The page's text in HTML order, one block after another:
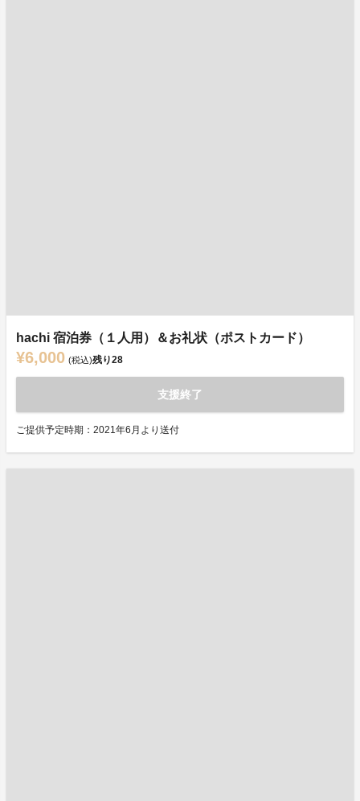
hachi 宿泊券（１人用）＆お礼状（ポストカード）
¥6,000 (税込)残り28
支援終了
ご提供予定時期：2021年6月より送付